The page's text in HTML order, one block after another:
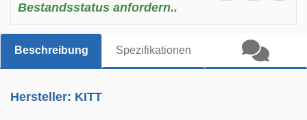
Bestandsstatus anfordern..
Beschreibung Spezifikationen
Hersteller: KITT